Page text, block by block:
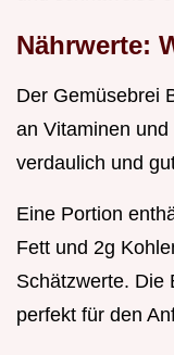
Nährwerte:
Der Gemüsebrei
an Vitaminen
verdaulich und
Eine Portion
Fett und 2g
Schätzwerte. Die
perfekt für den